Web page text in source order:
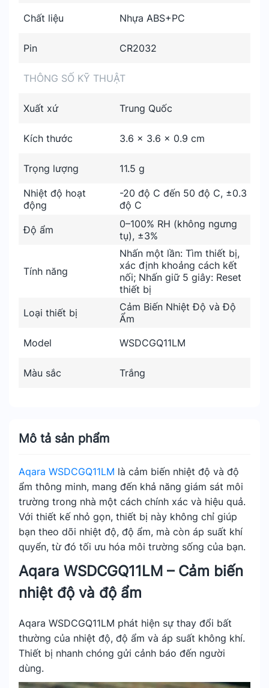
Mô tả sản phẩm
Aqara WSDCGQ11LM là cảm biến nhiệt độ và độ
ẩm thông minh, mang đến khả năng giám sát môi
trường trong nhà một cách chính xác và hiệu quả.
Với thiết kế nhỏ gọn, thiết bị này không chỉ giúp
bạn theo dõi nhiệt độ, độ ẩm, mà còn áp suất khí
quyển, từ đó tối ưu hóa môi trường sống của bạn.
Aqara WSDCGQ11LM – Cảm biến
nhiệt độ và độ ẩm
Aqara WSDCGQ11LM phát hiện sự thay đổi bất
thường của nhiệt độ, độ ẩm và áp suất không khí.
Thiết bị nhanh chóng gửi cảnh báo đến người
dùng.
Chất liệu Nhựa ABS+PC
Pin CR2032
THÔNG SỐ KỸ THUẬT
Xuất xứ Trung Quốc
Kích thước 3.6 x 3.6 x 0.9 cm
Trọng lượng 11.5 g
Nhiệt độ hoạt
động
-20 độ C đến 50 độ C, ±0.3
độ C
Độ ẩm
0–100% RH (không ngưng
tụ), ±3%
Tính năng
Nhấn một lần: Tìm thiết bị,
xác định khoảng cách kết
nối; Nhấn giữ 5 giây: Reset
thiết bị
Loại thiết bị
Cảm Biến Nhiệt Độ và Độ
Ẩm
Model
WSDCGQ11LM
Màu sắc Trắng